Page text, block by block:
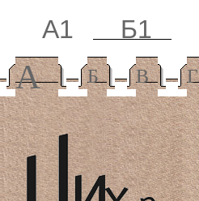
А1 Б1
А Б В Г